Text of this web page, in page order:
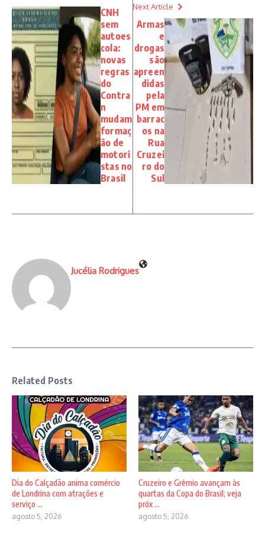
CNH
sem
autoes
cola:
novas
regras
do
Contra
n
mudam
formaç
ão de
motori
stas no
Brasil
Next Article
Armas
e
drogas
são
apreen
didas
pela
PM em
barrac
os na
Rua
Cruzei
ro do
Sul
Jucélia Rodrigues
Related Posts
Dia do Calçadão anima comércio
de Londrina com atrações e
serviço ...
agosto 5, 2026
Cruzeiro e Grêmio avançam às
quartas da Copa do Brasil; veja
próx ...
agosto 5, 2026